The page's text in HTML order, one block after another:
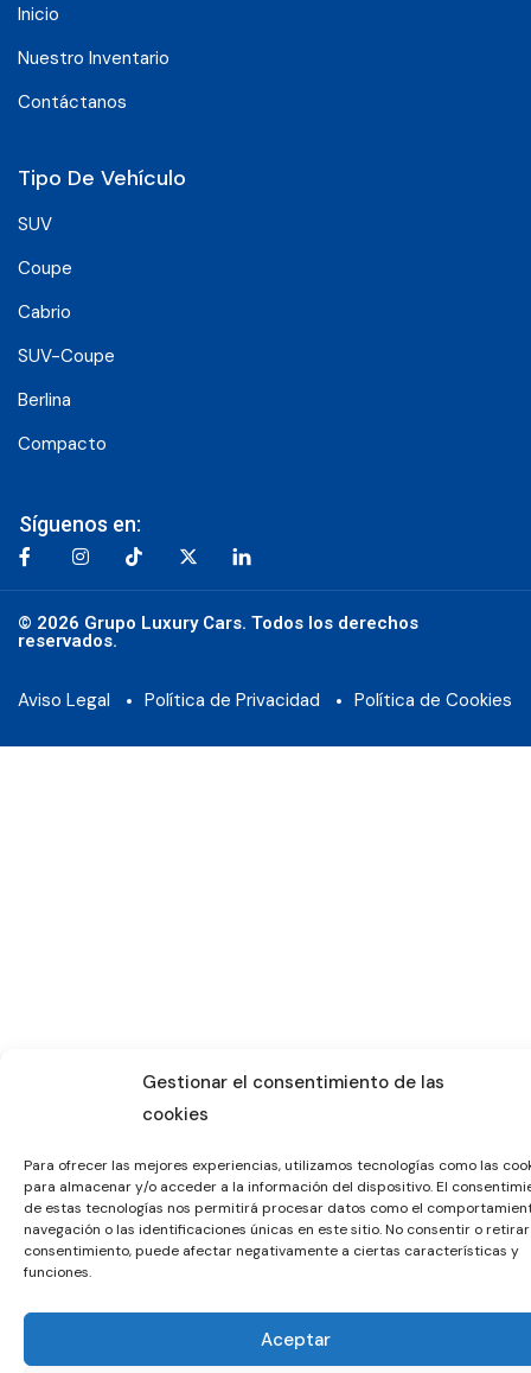
Gestionar el consentimiento de las
cookies
Para ofrecer las mejores experiencias, utilizamos tecnologías como las
para almacenar y/o acceder a la información del dispositivo. El
de estas tecnologías nos permitirá procesar datos como el
navegación o las identificaciones únicas en este sitio. No consentir o
consentimiento, puede afectar negativamente a ciertas características y
funciones.
Aceptar
Inicio
Nuestro Inventario
Contáctanos
Tipo De Vehículo
SUV
Coupe
Cabrio
SUV-Coupe
Berlina
Compacto
Síguenos en:
© 2026 Grupo Luxury Cars. Todos los derechos
reservados.
Aviso Legal Política de Privacidad Política de Cookies